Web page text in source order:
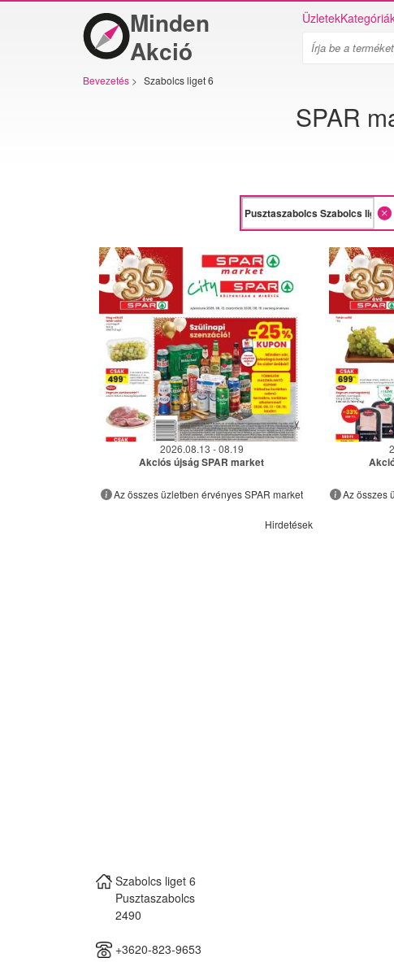
Minden
Akció
Üzletek
Bevezetés > Szabolcs liget 6
SPAR
2026.08.13 - 08.19
Akciós újság SPAR market
Az összes üzletben érvényes SPAR market Az összes
Hirdetések
Szabolcs liget 6
Pusztaszabolcs
2490
+3620-823-9653